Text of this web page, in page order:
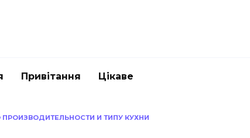
Привітання Цікаве
ПРОИЗВОДИТЕЛЬНОСТИ И ТИПУ КУХНИ